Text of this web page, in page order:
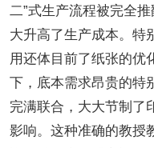
二”式生产流程被完全
大升高了生产成本。特
用还体目前了纸张的优
下，底本需求昂贵的特
完满联合，大大节制了
影响。这种准确的教授